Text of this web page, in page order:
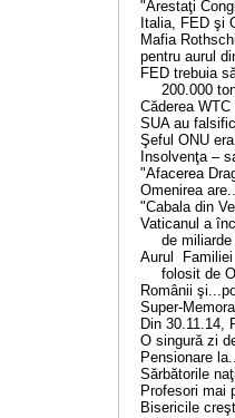
"Arestaţi
Italia, FED şi
Mafia
pentru aurul
FED trebuia
200.000
Căderea
SUA au
Şeful ONU
Insolvenţa –
"Afacerea
Omenirea
"Cabala din
Vaticanul a
de
Aurul
folosit de
Românii
Super-
Din 30.11.14,
O singură zi
Pensionare
Sărbătorile
Profesori mai
Bisericile